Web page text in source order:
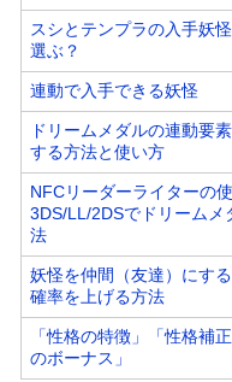
スシとテンプラの入手妖
選ぶ？
連動で入手できる妖怪
ドリームメダルの連動要
する方法と使い方
NFCリーダーライターの使
3DS/LL/2DSでドリームメ
法
妖怪を仲間（友達）にす
確率を上げる方法
「性格の特徴」「性格補
のボーナス」